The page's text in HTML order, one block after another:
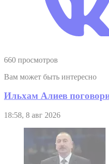
660 просмотров
Вам может быть интересно
Ильхам Алиев
18:58, 8 авг 2026